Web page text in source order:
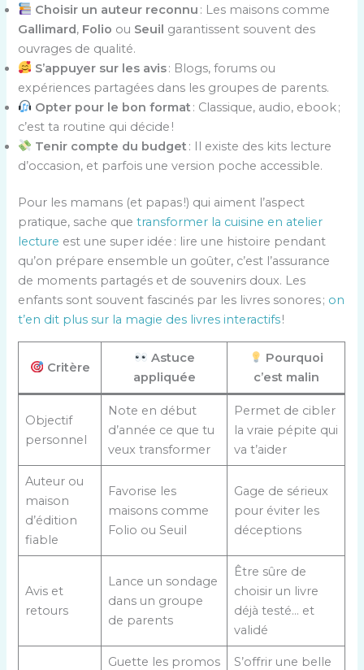
Choisir un auteur reconnu : Les maisons comme
Gallimard, Folio ou Seuil garantissent souvent des
ouvrages de qualité.
S’appuyer sur les avis: Blogs, forums ou
expériences partagées dans les groupes de parents.
Opter pour le bon format : Classique, audio, ebook ;
c’est ta routine qui décide !
Tenir compte du budget : Il existe des kits lecture
d’occasion, et parfois une version poche accessible.
Pour les mamans (et papas !) qui aiment l’aspect
pratique, sache quetransformer la cuisine en atelier
lecture est une super idée : lire une histoire pendant
qu’on prépare ensemble un goûter, c’est l’assurance
de moments partagés et de souvenirs doux. Les
enfants sont souvent fascinés par les livres sonores ; on
t’en dit plus sur la magie des livres interactifs!
Critère
Astuce
appliquée
Pourquoi
c’est malin
Objectif
personnel
Note en début
d’année ce que tu
veux transformer
Permet de cibler
la vraie pépite qui
va t’aider
Auteur ou
maison
d’édition
fiable
Favorise les
maisons comme
Folio ou Seuil
Gage de sérieux
pour éviter les
déceptions
Avis et
retours
Lance un sondage
dans un groupe
de parents
Être sûre de
choisir un livre
déjà testé… et
validé
Guette les promos
S’offrir une belle